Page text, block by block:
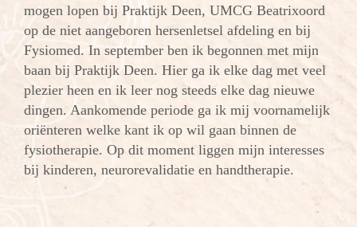
mogen lopen bij Praktijk Deen, UMCG Beatrixoord
op de niet aangeboren hersenletsel afdeling en bij
Fysiomed. In september ben ik begonnen met mijn
baan bij Praktijk Deen. Hier ga ik elke dag met veel
plezier heen en ik leer nog steeds elke dag nieuwe
dingen. Aankomende periode ga ik mij voornamelijk
oriënteren welke kant ik op wil gaan binnen de
fysiotherapie. Op dit moment liggen mijn interesses
bij kinderen, neurorevalidatie en handtherapie.